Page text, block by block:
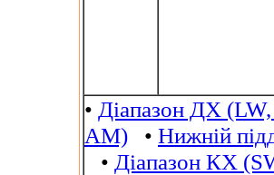
• Діапазон ДХ
AM) • Нижній
• Діапазон КХ